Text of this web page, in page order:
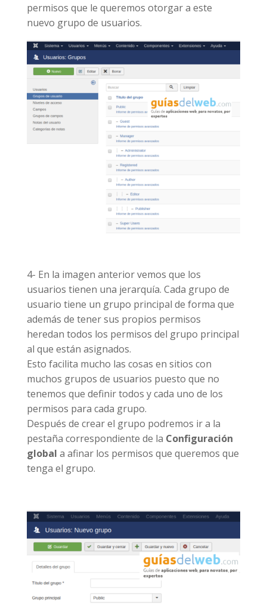
permisos que le queremos otorgar a este
nuevo grupo de usuarios.
4- En la imagen anterior vemos que los
usuarios tienen una jerarquía. Cada grupo de
usuario tiene un grupo principal de forma que
además de tener sus propios permisos
heredan todos los permisos del grupo principal
al que están asignados.
Esto facilita mucho las cosas en sitios con
muchos grupos de usuarios puesto que no
tenemos que definir todos y cada uno de los
permisos para cada grupo.
Después de crear el grupo podremos ir a la
pestaña correspondiente de la Configuración
global a afinar los permisos que queremos que
tenga el grupo.